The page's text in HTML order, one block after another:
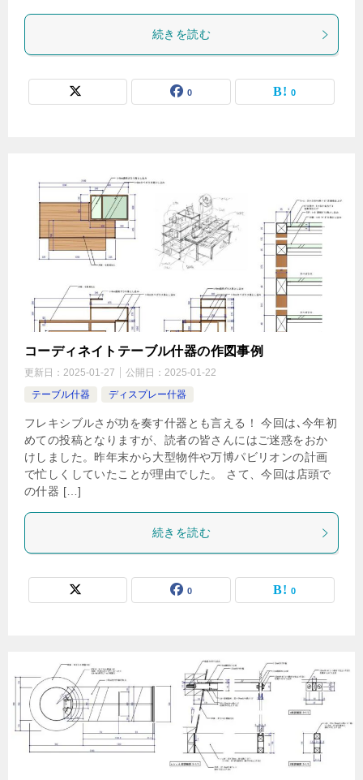
続きを読む
0 0
コーディネイトテーブル什器の作図事例
更新日： 2025-01-27 公開日： 2025-01-22
テーブル什器
ディスプレー什器
フレキシブルさが功を奏す什器とも言える！ 今回は､今年初
めての投稿となりますが、読者の皆さんにはご迷惑をおか
けしました。昨年末から大型物件や万博パビリオンの計画
で忙しくしていたことが理由でした。 さて、今回は店頭で
の什器 […]
続きを読む
0 0